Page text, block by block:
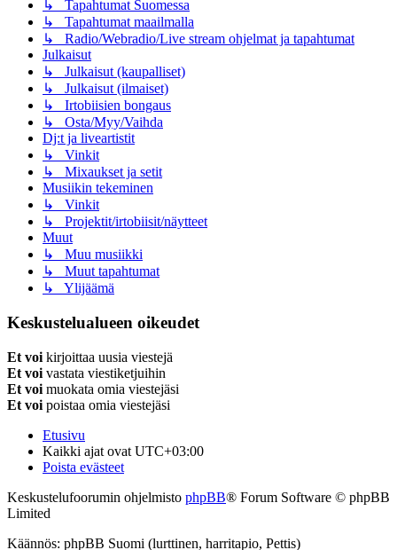
↳ Tapahtumat Suomessa
↳ Tapahtumat maailmalla
↳ Radio/Webradio/Live stream ohjelmat ja tapahtumat
Julkaisut
↳ Julkaisut (kaupalliset)
↳ Julkaisut (ilmaiset)
↳ Irtobiisien bongaus
↳ Osta/Myy/Vaihda
Dj:t ja liveartistit
↳ Vinkit
↳ Mixaukset ja setit
Musiikin tekeminen
↳ Vinkit
↳ Projektit/irtobiisit/näytteet
Muut
↳ Muu musiikki
↳ Muut tapahtumat
↳ Ylijäämä
Keskustelualueen oikeudet
Et voi kirjoittaa uusia viestejä
Et voi vastata viestiketjuihin
Et voi muokata omia viestejäsi
Et voi poistaa omia viestejäsi
Etusivu
Kaikki ajat ovat UTC+03:00
Poista evästeet
Keskustelufoorumin ohjelmisto phpBB® Forum Software © phpBB
Limited
Käännös: phpBB Suomi (lurttinen, harritapio, Pettis)